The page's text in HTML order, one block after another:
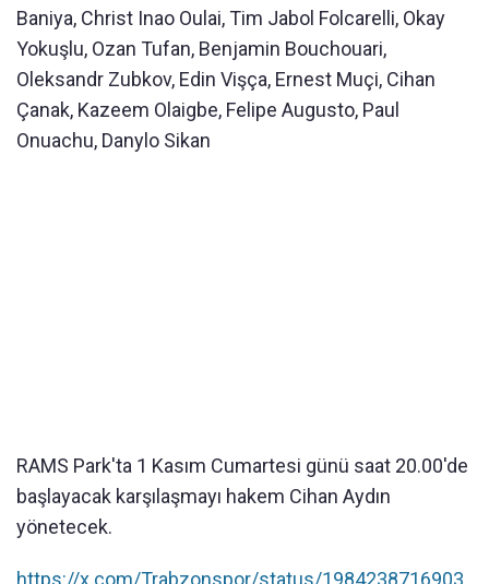
Baniya, ⁠Christ Inao Oulai, ⁠Tim Jabol Folcarelli, Okay
Yokuşlu, Ozan Tufan, ⁠Benjamin Bouchouari,
⁠Oleksandr Zubkov, Edin Vişça, Ernest Muçi, ⁠Cihan
Çanak, ⁠Kazeem Olaigbe, ⁠Felipe Augusto, ⁠Paul
Onuachu, ⁠Danylo Sikan
RAMS Park'ta 1 Kasım Cumartesi günü saat 20.00'de
başlayacak karşılaşmayı hakem Cihan Aydın
yönetecek.
https://x.com/Trabzonspor/status/1984238716903